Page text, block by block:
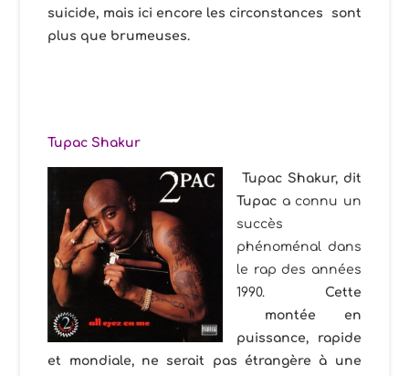
suicide, mais ici encore les circonstances sont
plus que brumeuses.
Tupac Shakur
Tupac Shakur, dit
Tupac a connu un
succès
phénoménal dans
le rap des années
1990. Cette
montée en
puissance, rapide
et mondiale, ne serait pas étrangère à une